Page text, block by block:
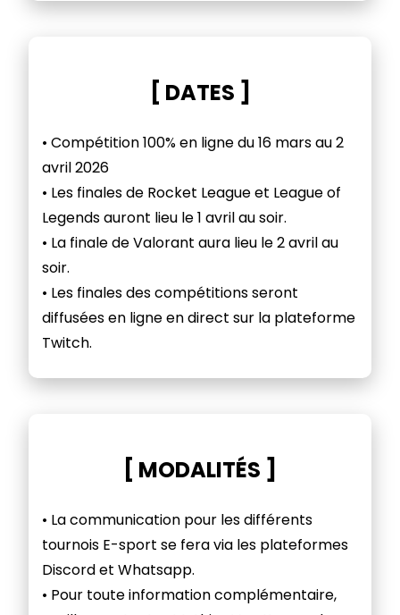
[ DATES ]
• Compétition 100% en ligne du16 marsau2
avril 2026
• Les finales de Rocket League et League of
Legends auront lieu le 1 avril au soir.
• La finale de Valorant aura lieu le 2 avril au
soir.
• Les finales des compétitions seront
diffusées en ligne en direct sur la plateforme
Twitch.
[ MODALITÉS ]
• La communication pour les différents
tournois E-sport se fera via les plateformes
Discord et Whatsapp.
• Pour toute information complémentaire,